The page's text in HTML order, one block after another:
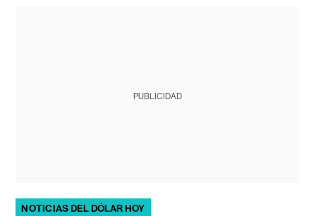
PUBLICIDAD
NOTICIAS DEL DÓLAR HOY